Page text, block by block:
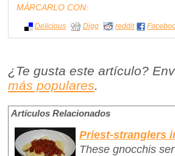
MÁRCARLO CON:
Delicious Digg reddit
¿Te gusta este artículo?
más populares.
Artículos Relacionados
Priest-stranglers
These gnocchis